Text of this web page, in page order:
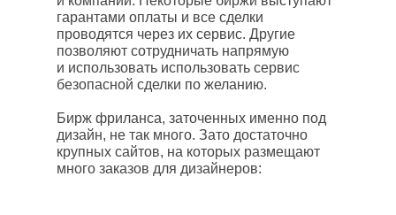
гарантами оплаты и все сделки
проводятся через их сервис. Другие
позволяют сотрудничать напрямую
и использовать использовать сервис
безопасной сделки по желанию.
Бирж фриланса, заточенных именно под
дизайн, не так много. Зато достаточно
крупных сайтов, на которых размещают
много заказов для дизайнеров: